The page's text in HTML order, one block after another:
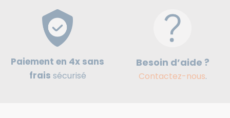
Paiement en 4x sans
frais sécurisé
Besoin d’aide ?
Contactez-nous.